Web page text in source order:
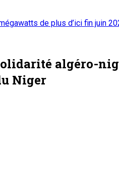
de plus d’ici fin juin
algéro-
Niger